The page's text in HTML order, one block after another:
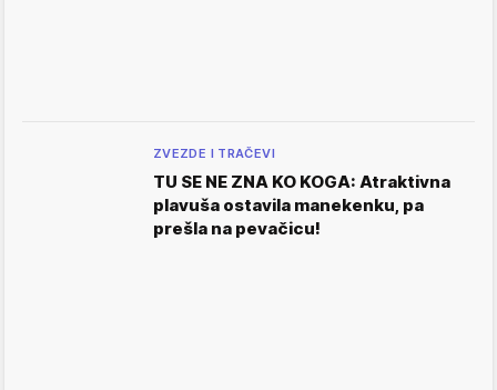
ZVEZDE I TRAČEVI
TU SE NE ZNA KO KOGA: Atraktivna
plavuša ostavila manekenku, pa
prešla na pevačicu!